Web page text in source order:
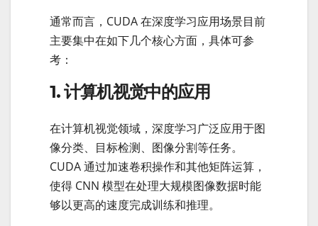
通常而言，CUDA 在深度学习应用场景目前
主要集中在如下几个核心方面，具体可参
考：
1. 计算机视觉中的应用
在计算机视觉领域，深度学习广泛应用于图
像分类、目标检测、图像分割等任务。
CUDA 通过加速卷积操作和其他矩阵运算，
使得 CNN 模型在处理大规模图像数据时能
够以更高的速度完成训练和推理。